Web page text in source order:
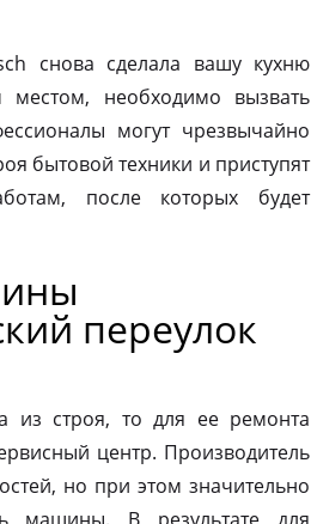
снова сделала вашу кухню
необходимо вызвать
могут чрезвычайно
бытовой техники и приступят
после которых будет
переулок
из строя, то для ее ремонта
центр. Производитель
но при этом значительно